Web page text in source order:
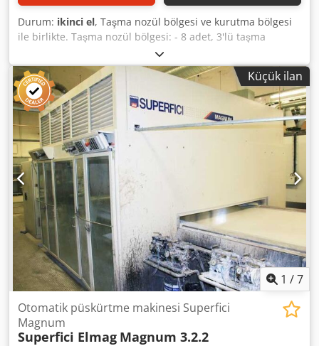
Durum: ikinci el, Taşma nozül bölgesi ve kurutma bölgesi
ile birlikte. Taşma nozül bölgesi: - 8 adet, 3'lü taşma
nozülü, ayarlanabilir, üstten - 10 adet, 3'lü taşma nozülü,
ayarlanabilir, alttan - Malzeme ile temas eden parçalar
paslanmaz çelikten - Taşma nozülleri için pompa ünitesi
dahil Kurutma bölgesi: - Ses yalıtımlı gövdeye sahip
sirkülasyon fanı, ölçüler 1190x1190x1170 mm - Elektrik
gücü 15 kW, bağlantı çapı DN 300 mm - Sirkülasyon sistemi
fan dahil (bakınız pdf) - Üstten kurutma için ayarlanabilir 4
nozül, her biri 1300 mm genişliğinde - Alttan kurutma için
ayarlanabilir 4 nozül, her biri 1300 mm genişliğinde
Chsdozf N D Tspfx Ahcsa Taşıma sistemi: - Paslanmaz çelik
disk makaralı konveyör hattı Teknik veriler: - Üretici:
Finnrose - Model: Impregnation 1300 - Üretim yılı: 1999 -
Çalışma genişliği: 1.300 mm - Maksimum parça yüksekliği:
300 mm - En kısa parça uzunluğu: 300 mm - Uzunluk: 4.000
mm - Genişlik: 1.860 mm - Yükseklik: 2.200 mm - Konum:
stokta
Küçük ilan
1 /7
Otomatik püskürtme makinesi Superfici
Magnum
Superfici Elmag Magnum 3.2.2